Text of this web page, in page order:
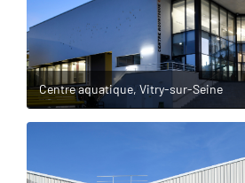
Centre aquatique, Vitry-sur-Seine